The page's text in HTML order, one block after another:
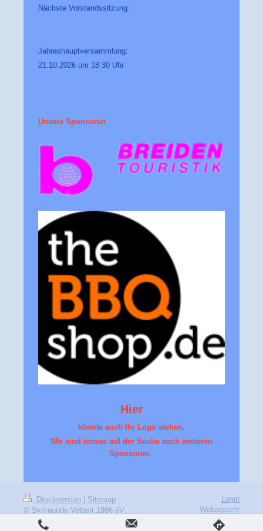
Nächste Vorstandssitzung:
Jahreshauptversammlung:
21.10.2026 um 18:30 Uhr
Unsere Sponsoren
Hier
könnte auch Ihr Logo stehen.
Wir sind immer auf der Suche nach weiteren
Sponsoren.
Druckversion
Sitemap
© Skifreunde Velbert 1986 eV
Login
Webansicht